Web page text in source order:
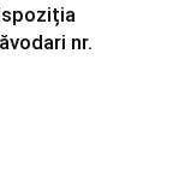
nr.